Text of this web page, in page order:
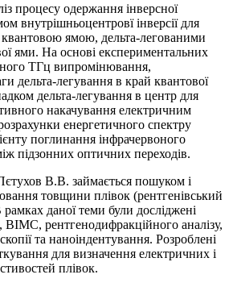
процесу одержання інверсної
внутрішньоцентровї інверсії для
ямою, дельта-легованими
ями. На основі експериментальних
TГц випромінювання,
дельта-легування в край квантової
дельта-легування в центр для
накачування електричним
енергетичного спектру
поглинання інфрачервоного
підзонних оптичних переходів.
В.В. займається пошуком і
товщини плівок (рентгенівський
даної теми були досліджені
рентгенодифракційного аналізу,
та наноіндентування. Розроблені
для визначення електричних і
плівок.